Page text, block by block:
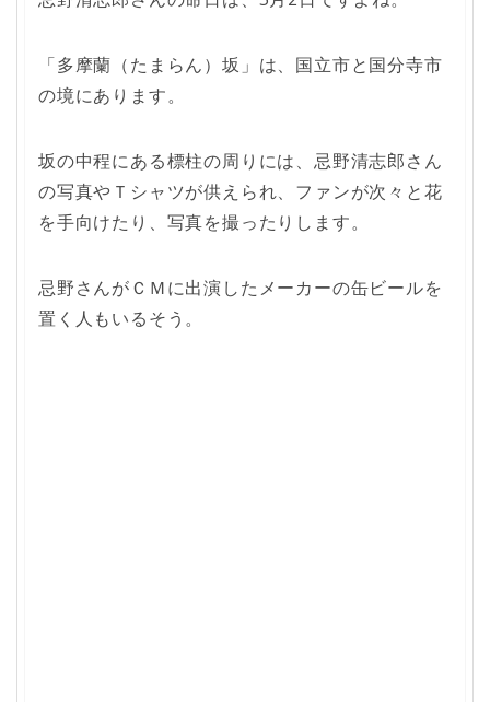
「多摩蘭（たまらん）坂」は、国立市と国分寺市
の境にあります。
坂の中程にある標柱の周りには、忌野清志郎さん
の写真やＴシャツが供えられ、ファンが次々と花
を手向けたり、写真を撮ったりします。
忌野さんがＣＭに出演したメーカーの缶ビールを
置く人もいるそう。